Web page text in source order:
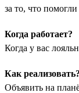
за то, что
Когда работает?
Когда у вас
Как реализовать?
Объявить на